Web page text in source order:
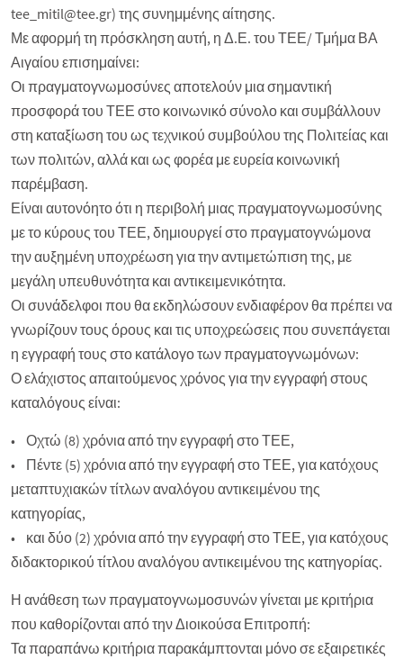
tee_mitil@tee.gr) της συνημμένης αίτησης.
Με αφορμή τη πρόσκληση αυτή, η Δ.Ε. του ΤΕΕ/ Τμήμα ΒΑ
Αιγαίου επισημαίνει:
Οι πραγματογνωμοσύνες αποτελούν μια σημαντική
προσφορά του ΤΕΕ στο κοινωνικό σύνολο και συμβάλλουν
στη καταξίωση του ως τεχνικού συμβούλου της Πολιτείας και
των πολιτών, αλλά και ως φορέα με ευρεία κοινωνική
παρέμβαση.
Είναι αυτονόητο ότι η περιβολή μιας πραγματογνωμοσύνης
με το κύρους του ΤΕΕ, δημιουργεί στο πραγματογνώμονα
την αυξημένη υποχρέωση για την αντιμετώπιση της, με
μεγάλη υπευθυνότητα και αντικειμενικότητα.
Οι συνάδελφοι που θα εκδηλώσουν ενδιαφέρον θα πρέπει να
γνωρίζουν τους όρους και τις υποχρεώσεις που συνεπάγεται
η εγγραφή τους στο κατάλογο των πραγματογνωμόνων:
Ο ελάχιστος απαιτούμενος χρόνος για την εγγραφή στους
καταλόγους είναι:
• Οχτώ (8) χρόνια από την εγγραφή στο ΤΕΕ,
• Πέντε (5) χρόνια από την εγγραφή στο ΤΕΕ, για κατόχους
μεταπτυχιακών τίτλων αναλόγου αντικειμένου της
κατηγορίας,
• και δύο (2) χρόνια από την εγγραφή στο ΤΕΕ, για κατόχους
διδακτορικού τίτλου αναλόγου αντικειμένου της κατηγορίας.
Η ανάθεση των πραγματογνωμοσυνών γίνεται με κριτήρια
που καθορίζονται από την Διοικούσα Επιτροπή:
Τα παραπάνω κριτήρια παρακάμπτονται μόνο σε εξαιρετικές